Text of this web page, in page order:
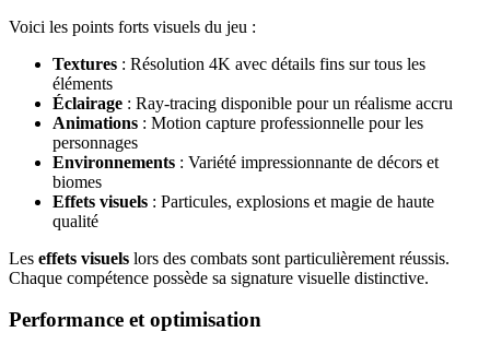
Voici les points forts visuels du jeu :
Textures : Résolution 4K avec détails fins sur tous les
éléments
Éclairage : Ray-tracing disponible pour un réalisme accru
Animations : Motion capture professionnelle pour les
personnages
Environnements : Variété impressionnante de décors et
biomes
Effets visuels : Particules, explosions et magie de haute
qualité
Les effets visuels lors des combats sont particulièrement réussis.
Chaque compétence possède sa signature visuelle distinctive.
Performance et optimisation